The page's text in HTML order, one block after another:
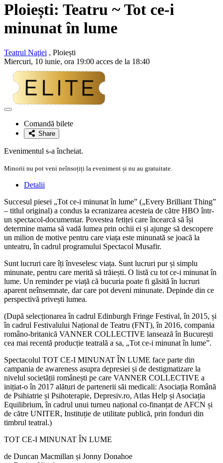
Ploiești: Teatru ~ Tot ce-i
minunat în lume
Teatrul Naţiei , Ploiești
Miercuri, 10 iunie, ora 19:00 acces de la 18:40
Adaugă
favoriteComandă bilete
Share
Evenimentul s-a încheiat.
Minorii nu pot veni neînsoțiți la eveniment și nu au gratuitate.
Detalii
Succesul piesei „Tot ce-i minunat în lume” („Every Brilliant Thing”
– titlul original) a condus la ecranizarea acesteia de către HBO într-
un spectacol-documentar. Povestea fetiței care încearcă să își
determine mama să vadă lumea prin ochii ei și ajunge să descopere
un milion de motive pentru care viața este minunată se joacă la
unteatru, în cadrul programului Spectacol Musafir.
Sunt lucruri care îți înveselesc viața. Sunt lucruri pur și simplu
minunate, pentru care merită să trăiești. O listă cu tot ce-i minunat în
lume. Un reminder pe viață că bucuria poate fi găsită în lucruri
aparent neînsemnate, dar care pot deveni minunate. Depinde din ce
perspectivă privești lumea.
(După selecționarea în cadrul Edinburgh Fringe Festival, în 2015, și
în cadrul Festivalului Național de Teatru (FNT), în 2016, compania
româno-britanică VANNER COLLECTIVE lansează în București
cea mai recentă producție teatrală a sa, „Tot ce-i minunat în lume”.
Spectacolul TOT CE-I MINUNAT ÎN LUME face parte din
campania de awareness asupra depresiei și de destigmatizare la
nivelul societății românești pe care VANNER COLLECTIVE a
inițiat-o în 2017 alături de partenerii săi medicali: Asociația Română
de Psihiatrie și Psihoterapie, Depresiv.ro, Atlas Help și Asociația
Equilibrium, în cadrul unui turneu național co-finanțat de AFCN și
de către UNITER, Instituție de utilitate publică, prin fonduri din
timbrul teatral.)
TOT CE-I MINUNAT ÎN LUME
de Duncan Macmillan și Jonny Donahoe